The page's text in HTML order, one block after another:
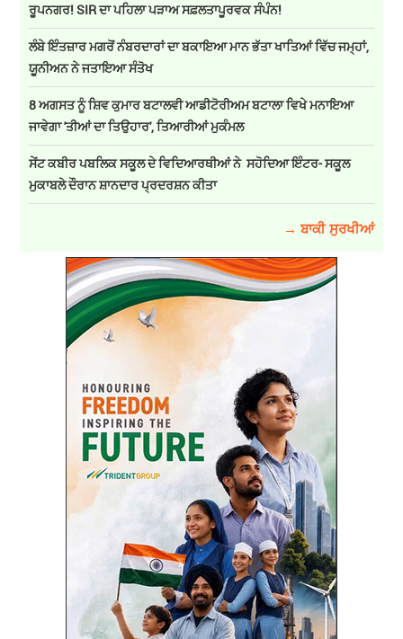
ਰੂਪਨਗਰ! SIR ਦਾ ਪਹਿਲਾ ਪੜਾਅ ਸਫ਼ਲਤਾਪੂਰਵਕ ਸੰਪੰਨ!
ਲੰਬੇ ਇੰਤਜ਼ਾਰ ਮਗਰੋਂ ਨੰਬਰਦਾਰਾਂ ਦਾ ਬਕਾਇਆ ਮਾਨ ਭੱਤਾ ਖਾਤਿਆਂ ਵਿੱਚ ਜਮ੍ਹਾਂ,
ਯੂਨੀਅਨ ਨੇ ਜਤਾਇਆ ਸੰਤੋਖ
8 ਅਗਸਤ ਨੂੰ ਸ਼ਿਵ ਕੁਮਾਰ ਬਟਾਲਵੀ ਆਡੀਟੋਰੀਅਮ ਬਟਾਲਾ ਵਿਖੇ ਮਨਾਇਆ
ਜਾਵੇਗਾ 'ਤੀਆਂ ਦਾ ਤਿਉਹਾਰ', ਤਿਆਰੀਆਂ ਮੁਕੰਮਲ
ਸੇਂਟ ਕਬੀਰ ਪਬਲਿਕ ਸਕੂਲ ਦੇ ਵਿਦਿਆਰਥੀਆਂ ਨੇ ਸਹੋਦਿਆ ਇੰਟਰ- ਸਕੂਲ
ਮੁਕਾਬਲੇ ਦੌਰਾਨ ਸ਼ਾਨਦਾਰ ਪ੍ਰਦਰਸ਼ਨ ਕੀਤਾ
→ ਬਾਕੀ ਸੁਰਖੀਆਂ